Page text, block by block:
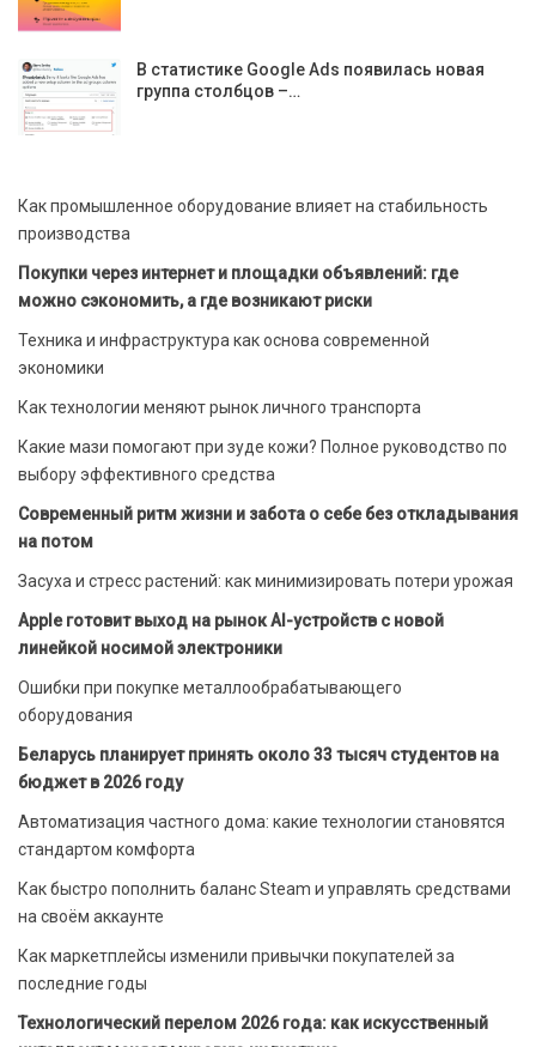
В статистике Google Ads появилась новая
группа столбцов –…
Как промышленное оборудование влияет на стабильность
производства
Покупки через интернет и площадки объявлений: где
можно сэкономить, а где возникают риски
Техника и инфраструктура как основа современной
экономики
Как технологии меняют рынок личного транспорта
Какие мази помогают при зуде кожи? Полное руководство по
выбору эффективного средства
Современный ритм жизни и забота о себе без откладывания
на потом
Засуха и стресс растений: как минимизировать потери урожая
Apple готовит выход на рынок AI-устройств с новой
линейкой носимой электроники
Ошибки при покупке металлообрабатывающего
оборудования
Беларусь планирует принять около 33 тысяч студентов на
бюджет в 2026 году
Автоматизация частного дома: какие технологии становятся
стандартом комфорта
Как быстро пополнить баланс Steam и управлять средствами
на своём аккаунте
Как маркетплейсы изменили привычки покупателей за
последние годы
Технологический перелом 2026 года: как искусственный